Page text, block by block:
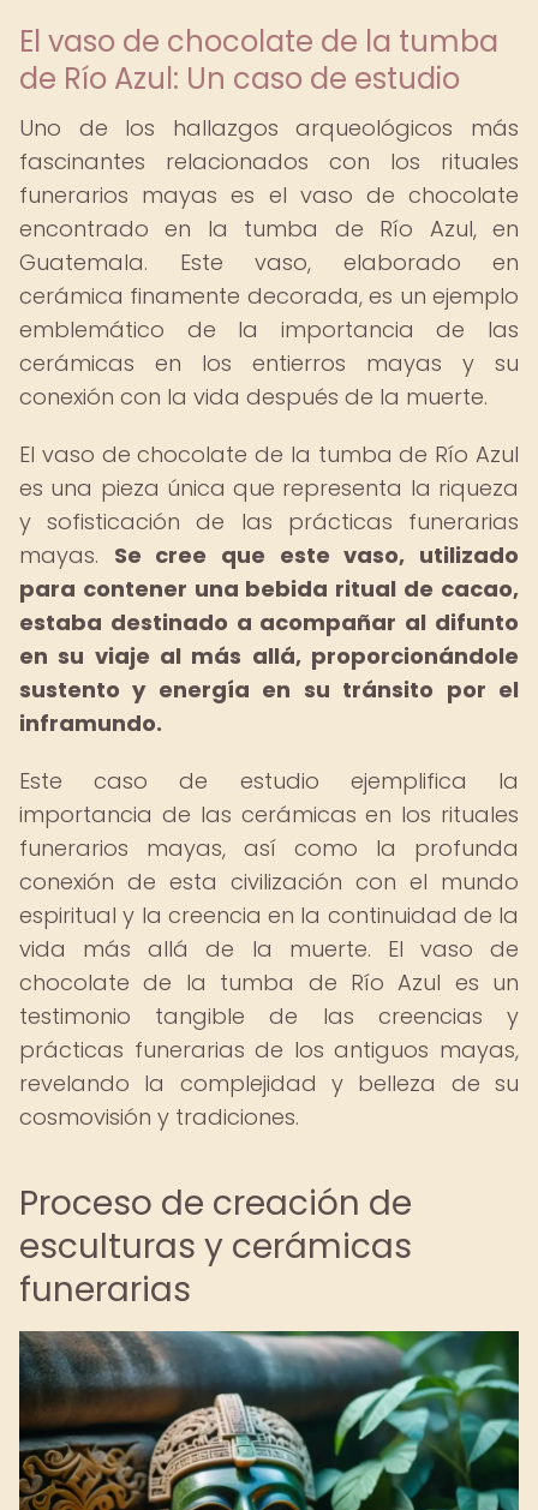
El vaso de chocolate de la tumba
de Río Azul: Un caso de estudio
Uno de los hallazgos arqueológicos más
fascinantes relacionados con los rituales
funerarios mayas es el vaso de chocolate
encontrado en la tumba de Río Azul, en
Guatemala. Este vaso, elaborado en
cerámica finamente decorada, es un ejemplo
emblemático de la importancia de las
cerámicas en los entierros mayas y su
conexión con la vida después de la muerte.
El vaso de chocolate de la tumba de Río Azul
es una pieza única que representa la riqueza
y sofisticación de las prácticas funerarias
mayas. Se cree que este vaso, utilizado
para contener una bebida ritual de cacao,
estaba destinado a acompañar al difunto
en su viaje al más allá, proporcionándole
sustento y energía en su tránsito por el
inframundo.
Este caso de estudio ejemplifica la
importancia de las cerámicas en los rituales
funerarios mayas, así como la profunda
conexión de esta civilización con el mundo
espiritual y la creencia en la continuidad de la
vida más allá de la muerte. El vaso de
chocolate de la tumba de Río Azul es un
testimonio tangible de las creencias y
prácticas funerarias de los antiguos mayas,
revelando la complejidad y belleza de su
cosmovisión y tradiciones.
Proceso de creación de
esculturas y cerámicas
funerarias